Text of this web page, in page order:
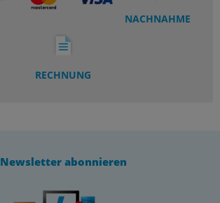
NACHNAHME
RECHNUNG
Newsletter abonnieren